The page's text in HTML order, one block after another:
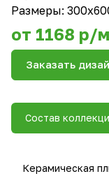
Размеры:
от 1168 р/
Заказать
Состав
Керамическая